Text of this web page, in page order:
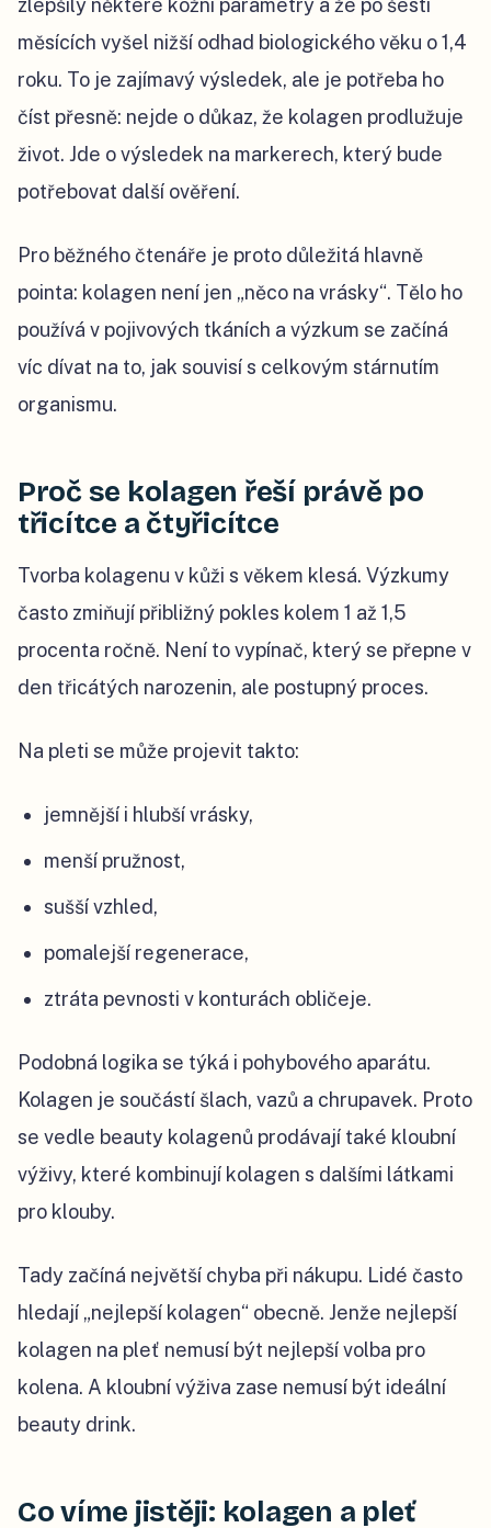
zlepšily některé kožní parametry a že po šesti
měsících vyšel nižší odhad biologického věku o 1,4
roku. To je zajímavý výsledek, ale je potřeba ho
číst přesně: nejde o důkaz, že kolagen prodlužuje
život. Jde o výsledek na markerech, který bude
potřebovat další ověření.
Pro běžného čtenáře je proto důležitá hlavně
pointa: kolagen není jen „něco na vrásky“. Tělo ho
používá v pojivových tkáních a výzkum se začíná
víc dívat na to, jak souvisí s celkovým stárnutím
organismu.
Proč se kolagen řeší právě po
třicítce a čtyřicítce
Tvorba kolagenu v kůži s věkem klesá. Výzkumy
často zmiňují přibližný pokles kolem 1 až 1,5
procenta ročně. Není to vypínač, který se přepne v
den třicátých narozenin, ale postupný proces.
Na pleti se může projevit takto:
jemnější i hlubší vrásky,
menší pružnost,
sušší vzhled,
pomalejší regenerace,
ztráta pevnosti v konturách obličeje.
Podobná logika se týká i pohybového aparátu.
Kolagen je součástí šlach, vazů a chrupavek. Proto
se vedle beauty kolagenů prodávají také kloubní
výživy, které kombinují kolagen s dalšími látkami
pro klouby.
Tady začíná největší chyba při nákupu. Lidé často
hledají „nejlepší kolagen“ obecně. Jenže nejlepší
kolagen na pleť nemusí být nejlepší volba pro
kolena. A kloubní výživa zase nemusí být ideální
beauty drink.
Co víme jistěji: kolagen a pleť